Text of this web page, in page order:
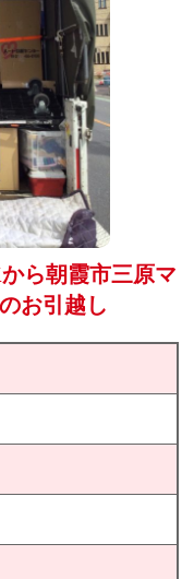
ら朝霞市三原マ
お引越し